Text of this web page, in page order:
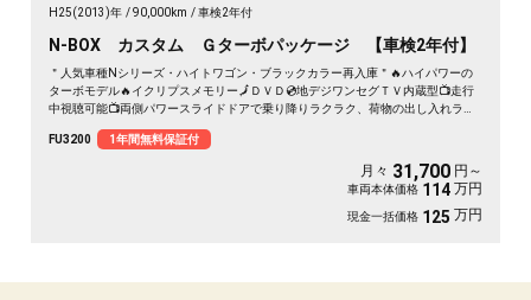
H25(2013)年 90,000km 車検2年付
N-BOX カスタム Ｇターボパッケージ 【車検2年付】
＂人気車種Nシリーズ・ハイトワゴン・ブラックカラー再入庫＂🔥ハイパワーの
ターボモデル🔥イクリプスメモリー🗾ＤＶＤ💿地デジワンセグＴＶ内蔵型📺走行
中視聴可能📺両側パワースライドドアで乗り降りラクラク、荷物の出し入れラク
安心なバックカメラ付✨夜間でも明るいＨＩＤヘッドライト&フォグランプ🔦デザ
FU3200 1年間無料保証付
月々 31,700 円～
車両本体価格 114 万円
現金一括価格 125 万円